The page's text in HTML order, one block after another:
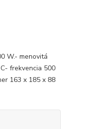
W.- menovitá
frekvencia 500
163 x 185 x 88